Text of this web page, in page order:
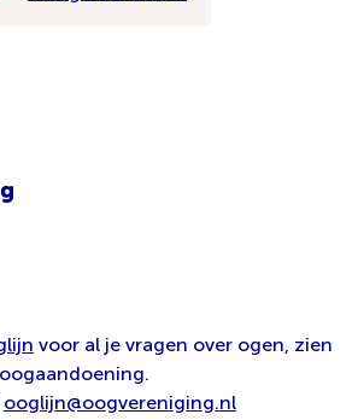
voor al je vragen over ogen, zien
ooglijn@oogvereniging.nl